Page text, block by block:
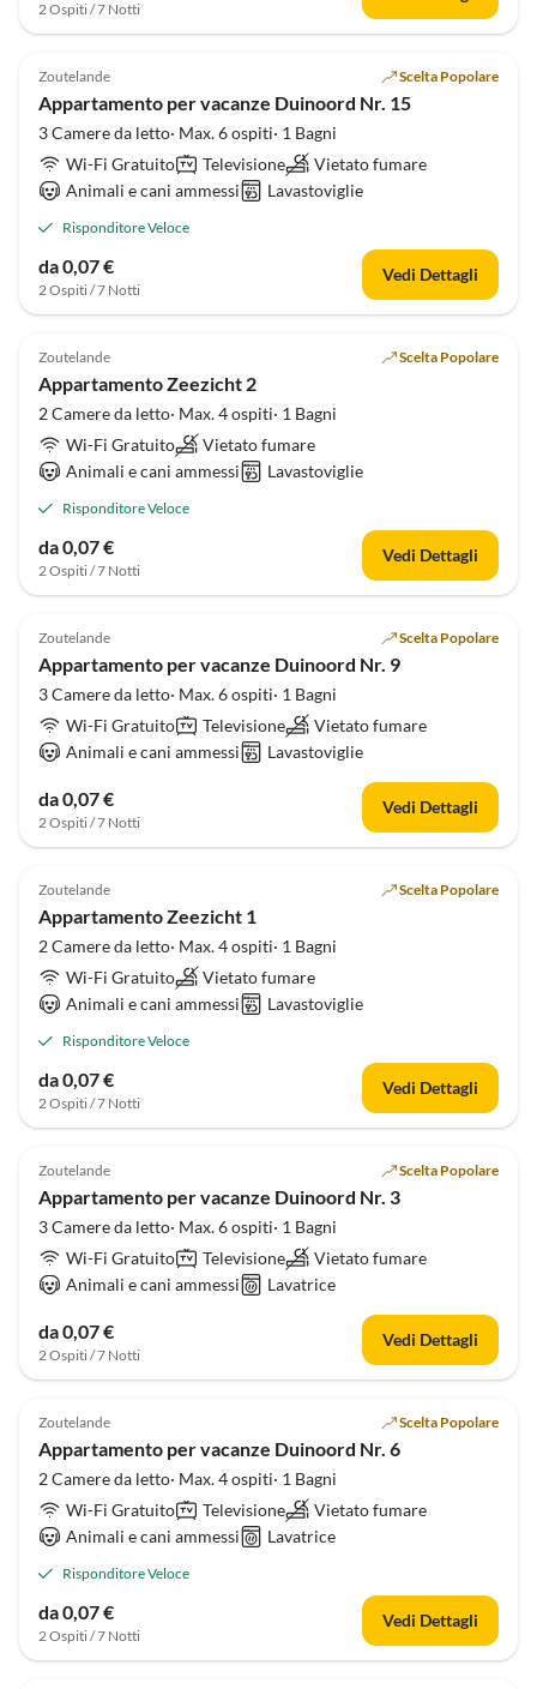
2 Ospiti / 7 Notti
Zoutelande Scelta Popolare
Appartamento per vacanze Duinoord Nr. 15
3 Camere da letto· Max. 6 ospiti· 1 Bagni
Wi-Fi Gratuito
Televisione
Vietato fumare
Animali e cani ammessi
Lavastoviglie
Risponditore Veloce
da 0,07 €
2 Ospiti / 7 Notti
Vedi Dettagli
Zoutelande Scelta Popolare
Appartamento Zeezicht 2
2 Camere da letto· Max. 4 ospiti· 1 Bagni
Wi-Fi Gratuito
Vietato fumare
Animali e cani ammessi
Lavastoviglie
Risponditore Veloce
da 0,07 €
2 Ospiti / 7 Notti
Vedi Dettagli
Zoutelande Scelta Popolare
Appartamento per vacanze Duinoord Nr. 9
3 Camere da letto· Max. 6 ospiti· 1 Bagni
Wi-Fi Gratuito
Televisione
Vietato fumare
Animali e cani ammessi
Lavastoviglie
da 0,07 €
2 Ospiti / 7 Notti
Vedi Dettagli
Zoutelande Scelta Popolare
Appartamento Zeezicht 1
2 Camere da letto· Max. 4 ospiti· 1 Bagni
Wi-Fi Gratuito
Vietato fumare
Animali e cani ammessi
Lavastoviglie
Risponditore Veloce
da 0,07 €
2 Ospiti / 7 Notti
Vedi Dettagli
Zoutelande Scelta Popolare
Appartamento per vacanze Duinoord Nr. 3
3 Camere da letto· Max. 6 ospiti· 1 Bagni
Wi-Fi Gratuito
Televisione
Vietato fumare
Animali e cani ammessi
Lavatrice
da 0,07 €
2 Ospiti / 7 Notti
Vedi Dettagli
Zoutelande Scelta Popolare
Appartamento per vacanze Duinoord Nr. 6
2 Camere da letto· Max. 4 ospiti· 1 Bagni
Wi-Fi Gratuito
Televisione
Vietato fumare
Animali e cani ammessi
Lavatrice
Risponditore Veloce
da 0,07 €
2 Ospiti / 7 Notti
Vedi Dettagli